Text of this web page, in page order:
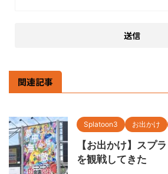
関連記事
Splatoon3 お出かけ
【お出かけ】スプ
を観戦してきた